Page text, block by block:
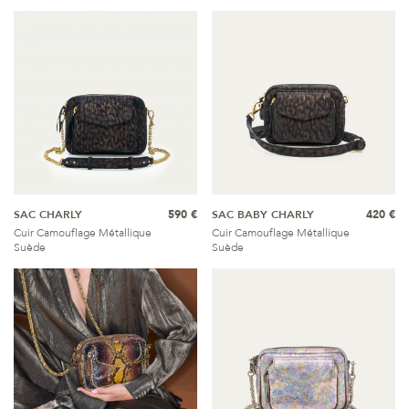
SAC CHARLY
Cuir Camouflage Métallique
Suède
590 €
SAC BABY CHARLY
Cuir Camouflage Métallique
Suède
420 €